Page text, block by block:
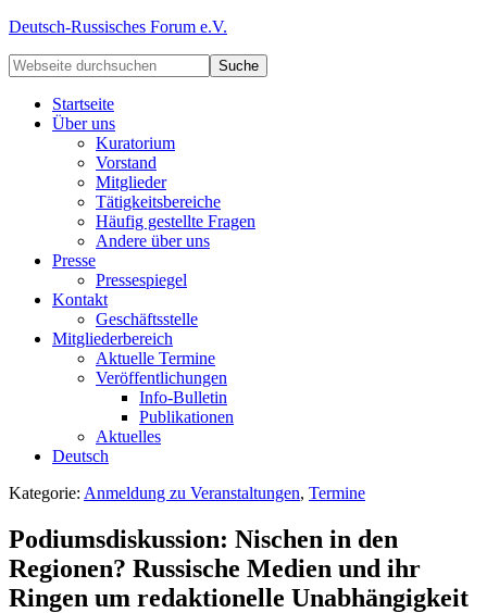
Deutsch-Russisches Forum e.V.
Startseite
Über uns
Kuratorium
Vorstand
Mitglieder
Tätigkeitsbereiche
Häufig gestellte Fragen
Andere über uns
Presse
Pressespiegel
Kontakt
Geschäftsstelle
Mitgliederbereich
Aktuelle Termine
Veröffentlichungen
Info-Bulletin
Publikationen
Aktuelles
Deutsch
Kategorie: Anmeldung zu Veranstaltungen, Termine
Podiumsdiskussion: Nischen in den
Regionen? Russische Medien und ihr
Ringen um redaktionelle Unabhängigkeit